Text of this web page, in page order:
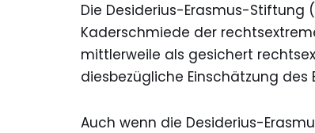
Die Desiderius-Erasmus-Stiftung
Kaderschmiede der
mittlerweile als gesichert
diesbezügliche Einschätzung
Auch wenn die Desiderius-